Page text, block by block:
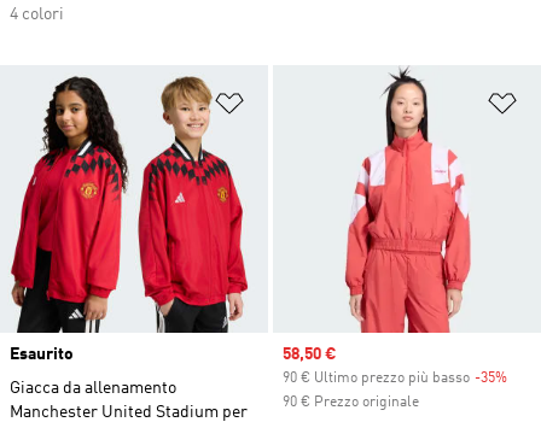
4 colori
Aggiungi alla lista dei desideri
Esaurito
Giacca da allenamento
Manchester United Stadium per
Sale price
58,50 €
90 € Ultimo prezzo più basso -35%
90 € Prezzo originale